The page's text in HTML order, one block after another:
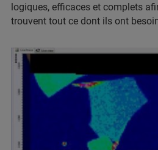
logiques, efficaces et complets
trouvent tout ce dont ils ont